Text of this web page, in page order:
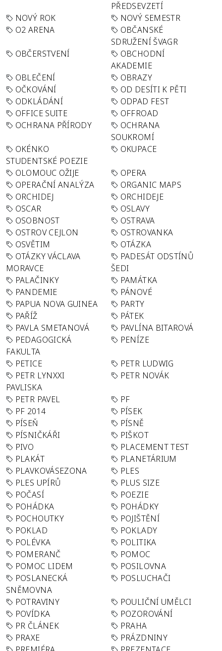
PŘEDSEVZETÍ
NOVÝ ROK
NOVÝ SEMESTR
O2 ARENA
OBČANSKÉ
SDRUŽENÍ ŠVAGR
OBČERSTVENÍ
OBCHODNÍ
AKADEMIE
OBLEČENÍ
OBRAZY
OČKOVÁNÍ
OD DESÍTI K PĚTI
ODKLÁDÁNÍ
ODPAD FEST
OFFICE SUITE
OFFROAD
OCHRANA PŘÍRODY
OCHRANA
SOUKROMÍ
OKÉNKO
STUDENTSKÉ POEZIE
OKUPACE
OLOMOUC OŽIJE
OPERA
OPERAČNÍ ANALÝZA
ORGANIC MAPS
ORCHIDEJ
ORCHIDEJE
OSCAR
OSLAVY
OSOBNOST
OSTRAVA
OSTROV CEJLON
OSTROVANKA
OSVĚTIM
OTÁZKA
OTÁZKY VÁCLAVA
MORAVCE
PADESÁT ODSTÍNŮ
ŠEDI
PALAČINKY
PAMÁTKA
PANDEMIE
PÁNOVÉ
PAPUA NOVA GUINEA
PARTY
PAŘÍŽ
PÁTEK
PAVLA SMETANOVÁ
PAVLÍNA BITAROVÁ
PEDAGOGICKÁ
FAKULTA
PENÍZE
PETICE
PETR LUDWIG
PETR LYNXXI
PAVLISKA
PETR NOVÁK
PETR PAVEL
PF
PF 2014
PÍSEK
PÍSEŇ
PÍSNĚ
PÍSNIČKÁŘI
PIŠKOT
PIVO
PLACEMENT TEST
PLAKÁT
PLANETÁRIUM
PLAVKOVÁSEZONA
PLES
PLES UPÍRŮ
PLUS SIZE
POČASÍ
POEZIE
POHÁDKA
POHÁDKY
POCHOUTKY
POJIŠTĚNÍ
POKLAD
POKLADY
POLÉVKA
POLITIKA
POMERANČ
POMOC
POMOC LIDEM
POSILOVNA
POSLANECKÁ
SNĚMOVNA
POSLUCHAČI
POTRAVINY
POULIČNÍ UMĚLCI
POVÍDKA
POZOROVÁNÍ
PR ČLÁNEK
PRAHA
PRAXE
PRÁZDNINY